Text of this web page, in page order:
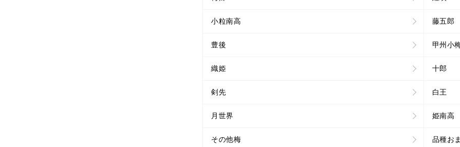
小粒南高 藤五郎
豊後 甲州小
織姫 十郎
剣先 白王
月世界 姫南高
その他梅 品種お